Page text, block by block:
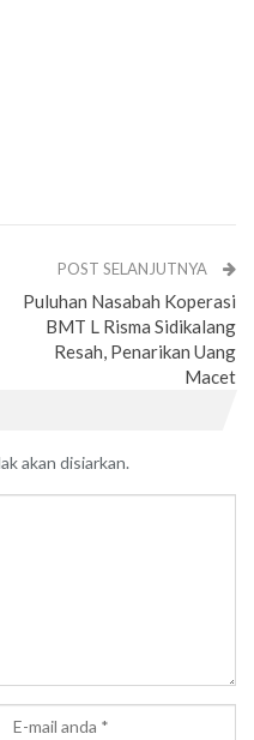
POST SELANJUTNYA
Puluhan Nasabah Koperasi
BMT L Risma Sidikalang
Resah, Penarikan Uang
Macet
akan disiarkan.